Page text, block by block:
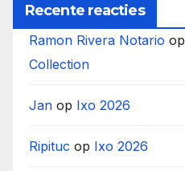
Recente reacties
Ramon Rivera Notario op
Collection
Jan op Ixo 2026
Ripituc op Ixo 2026